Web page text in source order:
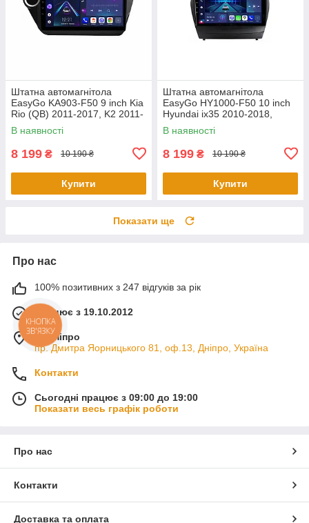
Штатна автомагнітола
EasyGo KA903-F50 9 inch Kia
Rio (QB) 2011-2017, K2 2011-
2017
В наявності
8 199 ₴ 10 190 ₴
Купити
Штатна автомагнітола
EasyGo HY1000-F50 10 inch
Hyundai ix35 2010-2018,
Tucson (LM) 2010-2018
В наявності
8 199 ₴ 10 190 ₴
Купити
Показати ще
Про нас
100% позитивних з 247 відгуків за рік
Працює з 19.10.2012
м. Дніпро
пр. Дмитра Яорницького 81, оф.13, Дніпро, Україна
Контакти
Сьогодні працює з 09:00 до 19:00
Показати весь графік роботи
Про нас
Контакти
Доставка та оплата
КНОПКА
ЗВ'ЯЗКУ